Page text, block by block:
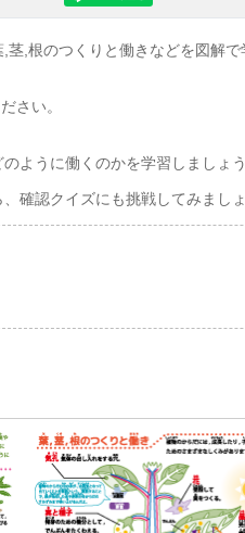
,根のつくりと働きなどを図解
さい。
ように働くのかを学習しましょう
確認クイズにも挑戦してみましょ